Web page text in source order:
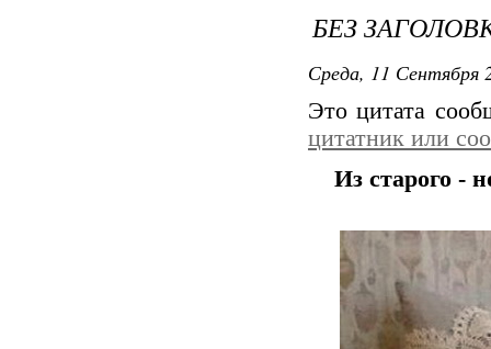
БЕЗ
Среда, 11 Сентября
Это цитата
цитатник или
Из старого -